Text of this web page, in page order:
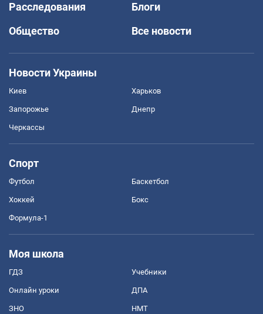
Расследования
Блоги
Общество
Все новости
Новости Украины
Киев Харьков
Запорожье Днепр
Черкассы
Спорт
Футбол Баскетбол
Хоккей Бокс
Формула-1
Моя школа
ГДЗ Учебники
Онлайн уроки ДПА
ЗНО НМТ